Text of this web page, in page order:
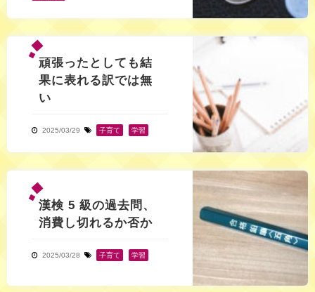
頑張ったとしても結
果に表れる訳では無
い
2025/03/29 子育て 学習
漢検 5 級の過去問、
消費し切れるか否か
2025/03/28 子育て 学習